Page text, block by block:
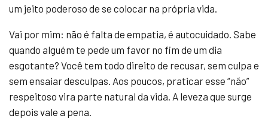
um jeito poderoso de se colocar na própria vida.
Vai por mim: não é falta de empatia, é autocuidado. Sabe
quando alguém te pede um favor no fim de um dia
esgotante? Você tem todo direito de recusar, sem culpa e
sem ensaiar desculpas. Aos poucos, praticar esse “não”
respeitoso vira parte natural da vida. A leveza que surge
depois vale a pena.